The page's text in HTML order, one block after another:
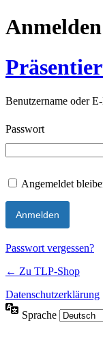
Anmelden
Benutzername oder
Passwort
Angemeldet
Passwort vergessen?
← Zu TLP-Shop
Datenschutzerklärung
Sprache